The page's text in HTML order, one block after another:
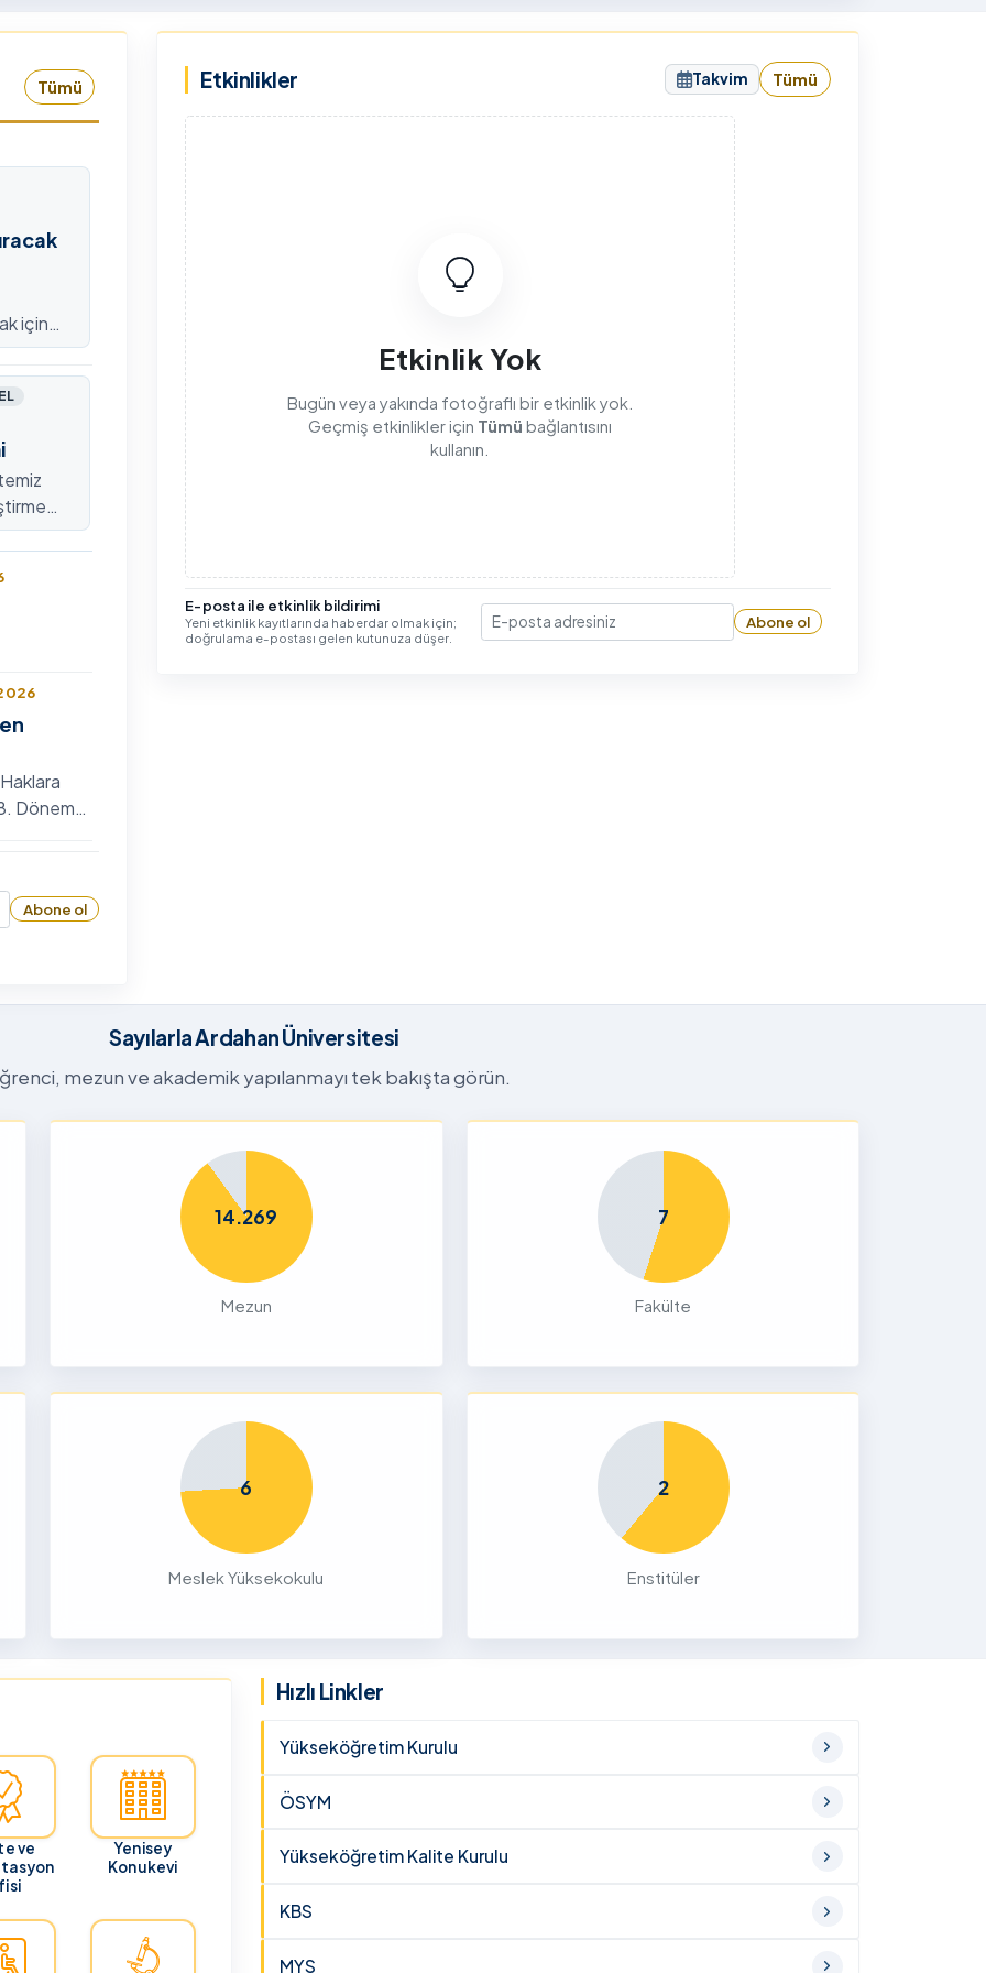
Üniversitesi Yenisey
ev sahipliğinde
akademik katkı ve proje
Tümü
için
Dönem
2027
2026-
ve
ve
Abone ol
Etkinlikler Takvim Tümü
Etkinlik Yok
Bugün veya yakında fotoğraflı bir etkinlik yok.
Geçmiş etkinlikler için Tümü bağlantısını
kullanın.
E-posta ile etkinlik bildirimi
Yeni etkinlik kayıtlarında haberdar olmak için;
doğrulama e-postası gelen kutunuza düşer.
E-posta
Abone ol
Sayılarla Ardahan Üniversitesi
mezun ve akademik yapılanmayı tek bakışta görün.
14.269
Mezun
7
Fakülte
6
Meslek Yüksekokulu
2
Enstitüler
ve
Yenisey
Konukevi
Hızlı Linkler
Yükseköğretim Kurulu
ÖSYM
Yükseköğretim Kalite Kurulu
KBS
MYS